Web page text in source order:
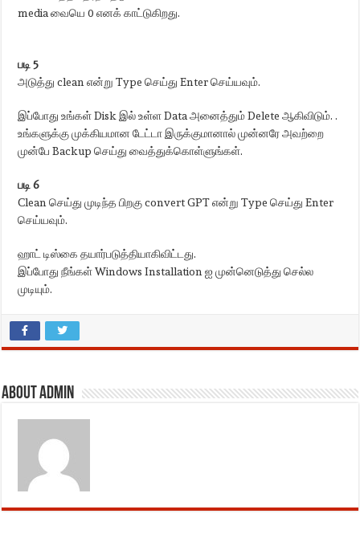
media வையெ 0 எனக் காட்டுகிறது.
படி 5
அடுத்து clean என்று Type செய்து Enter செய்யவும்.
இப்போது உங்கள் Disk இல் உள்ள Data அனைத்தும் Delete ஆகிவிடும். .
உங்களுக்கு முக்கியமான டேட்டா இருக்குமானால் முன்னரே அவற்றை
முன்பே Backup செய்து வைத்துக்கொள்ளுங்கள்.
படி 6
Clean செய்து முடிந்த பிறகு convert GPT என்று Type செய்து Enter
செய்யவும்.
ஹாட் டிஸ்கை தயார்படுத்தியாகிவிட்டது.
இப்போது நீங்கள் Windows Installation ஐ முன்னெடுத்து செல்ல
முடியும்.
About admin